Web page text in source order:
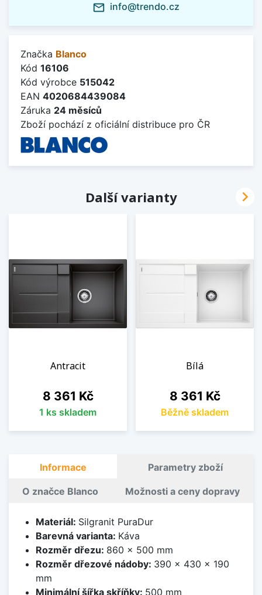
mail_outline info@trendo.cz
Značka Blanco
Kód 16106
Kód výrobce 515042
EAN 4020684439084
Záruka 24 měsíců
Zboží pochází z oficiální distribuce pro ČR
Další varianty
Antracit
Cena
8 361 Kč
1 ks skladem
Bílá
Cena
8 361 Kč
Běžně skladem

Informace Parametry zboží
O značce Blanco Možnosti a ceny dopravy
Materiál: Silgranit PuraDur
Barevná varianta: Káva
Rozměr dřezu: 860 x 500 mm
Rozměr dřezové nádoby: 390 x 430 x 190
mm
Minimální šířka skříňky: 500 mm